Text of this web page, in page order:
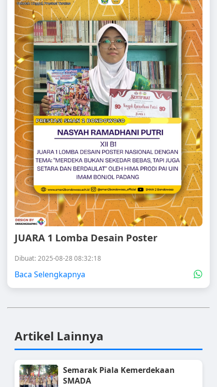
JUARA 1 Lomba Desain Poster
Dibuat: 2025-08-28 08:32:18
Baca Selengkapnya
Artikel Lainnya
Semarak Piala Kemerdekaan
SMADA